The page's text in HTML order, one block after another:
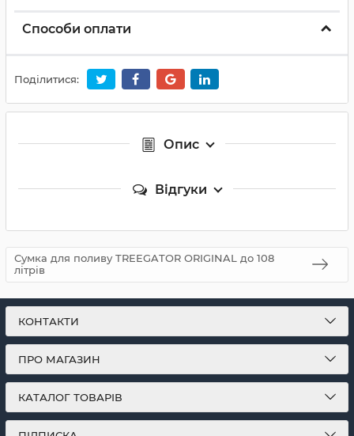
Способи оплати
Поділитися:
Опис
Відгуки
Сумка для поливу TREEGATOR ORIGINAL до 108
літрів
КОНТАКТИ
ПРО МАГАЗИН
КАТАЛОГ ТОВАРІВ